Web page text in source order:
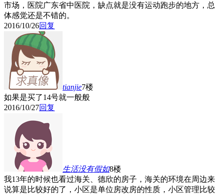
市场，医院广东省中医院，缺点就是没有运动跑步的地方，总
体感觉还是不错的。
2016/10/26回复
tianjie7楼
如果是买了14号就一般般
2016/10/27回复
生活没有假如8楼
我13年的时候也看过海关、德欣的房子，海关的环境在周边来
说算是比较好的了，小区是单位房改房的性质，小区管理比较